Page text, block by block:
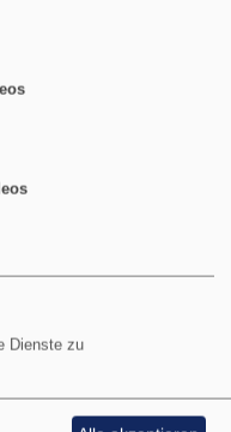
Dienste zu